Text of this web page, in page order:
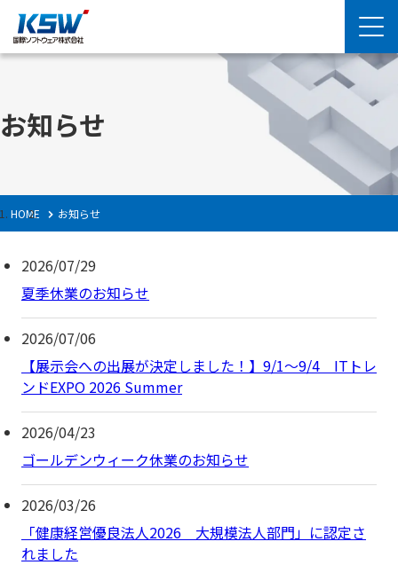
お知らせ
HOME お知らせ
2026/07/29
夏季休業のお知らせ
2026/07/06
【展示会への出展が決定しました！】9/1〜9/4 ITトレ
ンドEXPO 2026 Summer
2026/04/23
ゴールデンウィーク休業のお知らせ
2026/03/26
「健康経営優良法人2026 大規模法人部門」に認定さ
れました